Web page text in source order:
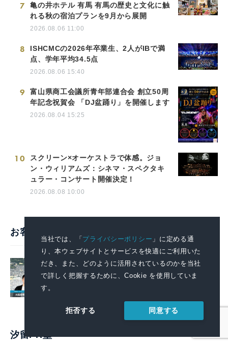
当社では、「プライバシーポリシー 」に定める通
り、本ウェブサイトとサービスを快適にご利用いた
だき、また、どのように活用されているのかを当社
で詳しく把握するために、Cookie を使用していま
す。
拒否する 同意する
7
亀の井ホテル 有馬 有馬の歴史と文化に触
れる秋の宿泊プランを9月から展開
2026.08.06 11:00
8
ISHCMCの2026年卒業生、2人がIBで満
点、学年平均34.5点
2026.08.06 15:40
9
富山県商工会議所青年部連合会 創立50周
年記念祝賀会 「DJ盆踊り」を開催します
2026.08.04 15:25
10
スクリーン×オーケストラで体感。ジョ
ン・ウィリアムズ：シネマ・スペクタキ
ュラー・コンサート開催決定！
2026.08.08 10:00
お客様の声・活用事例
戦略的広報で堺の魅力を全国へ。プレ
スリリースを起点に広がる情報発信の
汐留PR塾